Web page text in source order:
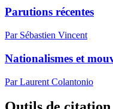
Parutions récentes
Par Sébastien Vincent
Nationalismes et
Par Laurent Colantonio